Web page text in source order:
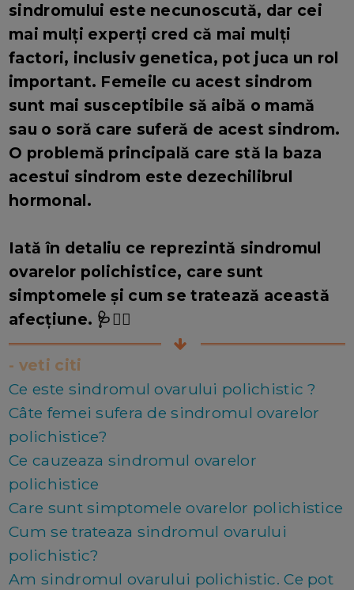
sindromului este necunoscută, dar cei
mai mulți experți cred că mai mulți
factori, inclusiv genetica, pot juca un rol
important. Femeile cu acest sindrom
sunt mai susceptibile să aibă o mamă
sau o soră care suferă de acest sindrom.
O problemă principală care stă la baza
acestui sindrom este dezechilibrul
hormonal.
Iată în detaliu ce reprezintă sindromul
ovarelor polichistice, care sunt
simptomele și cum se tratează această
afecțiune. 🩺👩‍⚕️
- veti citi
Ce este sindromul ovarului polichistic ?
Câte femei sufera de sindromul ovarelor
polichistice?
Ce cauzeaza sindromul ovarelor
polichistice
Care sunt simptomele ovarelor polichistice
Cum se trateaza sindromul ovarului
polichistic?
Am sindromul ovarului polichistic. Ce pot